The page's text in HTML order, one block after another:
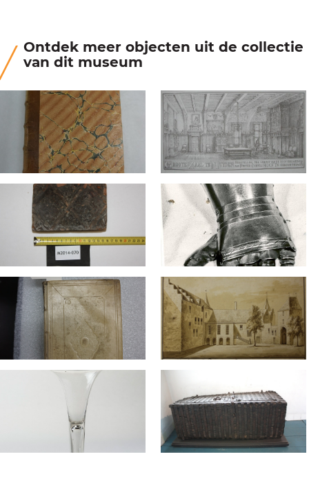
Ontdek meer objecten uit de collectie
van dit museum